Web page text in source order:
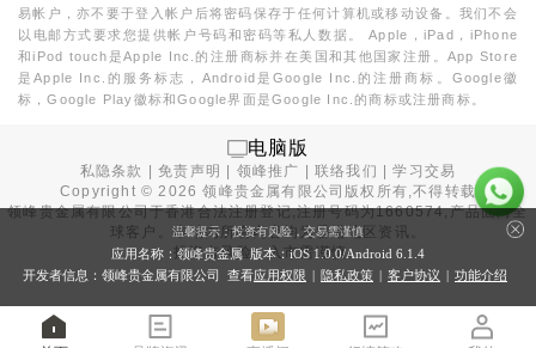
易帐户，亦不要于登入帐户后将密码保存于任何计算机或移动设备。我们不会
以电邮方式要求您提供帐户号码和密码等私人数据。 Apple，iPad，iPhone
和iPod touch是Apple Inc.的注册商标并在美国和其他国家注册。App Store
是Apple Inc.的服务标志，Android是Google Inc.的注册商标。Google徽
标，Google Play徽标和Google界面是Google Inc.的商标或注册商标。
电脑版
私隐条款 |免责声明 | 领峰推广 |联络我们 |学习交易
Copyright © 2026 领峰贵金属有限公司版权所有,不得转载
领峰贵金属有限公司于香港合法注册登记,注册号码为1660574,产品面向全
球客户。本站内所有内容均为香港地区资讯。
投资有风险，入市需谨慎。
温馨提示：投资有风险，交易需谨慎
应用名称：领峰贵金属 版本：iOS 1.0.0/Android 6.1.4
开发者信息：领峰贵金属有限公司 查看应用权限 | 隐私政策 | 客户协议 | 功能介绍